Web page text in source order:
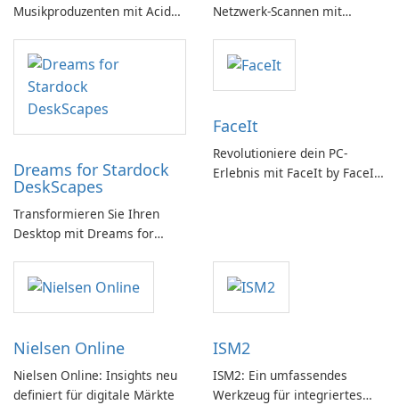
Musikproduzenten mit Acid
Netzwerk-Scannen mit
Dreams for Stardock
DeskScapes
Transformieren Sie Ihren
Desktop mit Dreams for
FaceIt
Revolutioniere dein PC-
Erlebnis mit FaceIt by FaceIt
Nielsen Online
Nielsen Online: Insights neu
definiert für digitale Märkte
ISM2
ISM2: Ein umfassendes
Werkzeug für integriertes